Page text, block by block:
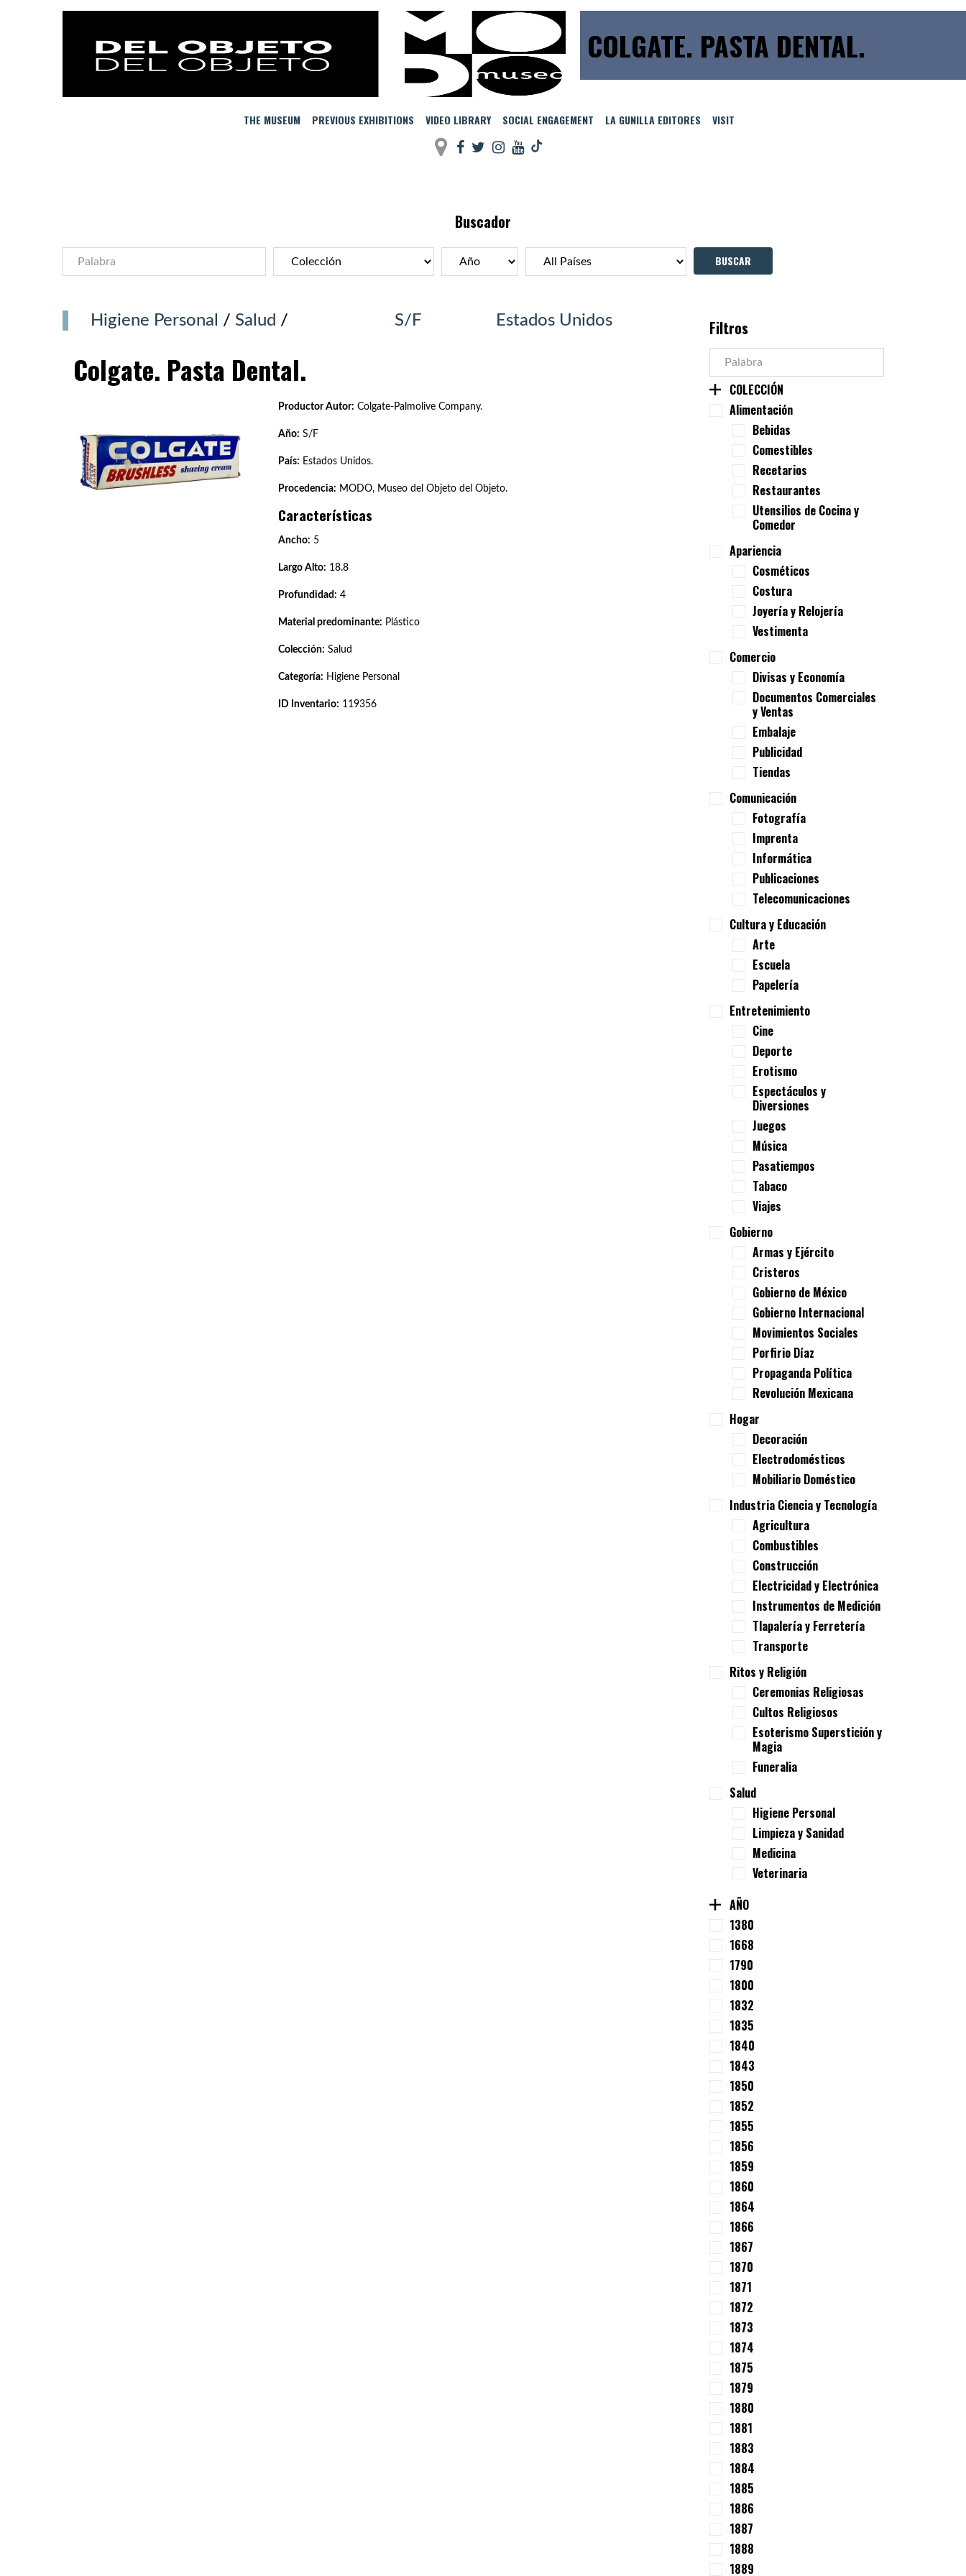
COLGATE. PASTA DENTAL.
THE MUSEUM PREVIOUS EXHIBITIONS VIDEO LIBRARY SOCIAL ENGAGEMENT LA GUNILLA EDITORES VISIT
Buscador
Higiene Personal / Salud / S/F Estados Unidos
Colgate. Pasta Dental.
Productor Autor: Colgate-Palmolive Company.
Año: S/F
País: Estados Unidos.
Procedencia: MODO, Museo del Objeto del Objeto.
Características
Ancho: 5
Largo Alto: 18.8
Profundidad: 4
Material predominante: Plástico
Colección: Salud
Categoría: Higiene Personal
ID Inventario: 119356
Filtros
COLECCIÓN
Alimentación
Bebidas
Comestibles
Recetarios
Restaurantes
Utensilios de Cocina y
Comedor
Apariencia
Cosméticos
Costura
Joyería y Relojería
Vestimenta
Comercio
Divisas y Economía
Documentos Comerciales
y Ventas
Embalaje
Publicidad
Tiendas
Comunicación
Fotografía
Imprenta
Informática
Publicaciones
Telecomunicaciones
Cultura y Educación
Arte
Escuela
Papelería
Entretenimiento
Cine
Deporte
Erotismo
Espectáculos y
Diversiones
Juegos
Música
Pasatiempos
Tabaco
Viajes
Gobierno
Armas y Ejército
Cristeros
Gobierno de México
Gobierno Internacional
Movimientos Sociales
Porfirio Díaz
Propaganda Política
Revolución Mexicana
Hogar
Decoración
Electrodomésticos
Mobiliario Doméstico
Industria Ciencia y Tecnología
Agricultura
Combustibles
Construcción
Electricidad y Electrónica
Instrumentos de Medición
Tlapalería y Ferretería
Transporte
Ritos y Religión
Ceremonias Religiosas
Cultos Religiosos
Esoterismo Superstición y
Magia
Funeralia
Salud
Higiene Personal
Limpieza y Sanidad
Medicina
Veterinaria
AÑO
1380
1668
1790
1800
1832
1835
1840
1843
1850
1852
1855
1856
1859
1860
1864
1866
1867
1870
1871
1872
1873
1874
1875
1879
1880
1881
1883
1884
1885
1886
1887
1888
1889